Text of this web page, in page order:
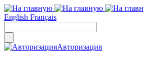
English Français
Авторизация